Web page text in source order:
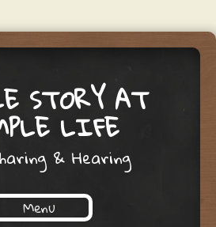
STORY AT
LIFE
& Hearing
Menu